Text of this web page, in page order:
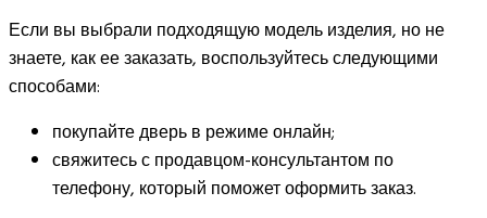
Если вы выбрали подходящую модель изделия, но не
знаете, как ее заказать, воспользуйтесь следующими
способами:
покупайте дверь в режиме онлайн;
свяжитесь с продавцом-консультантом по
телефону, который поможет оформить заказ.